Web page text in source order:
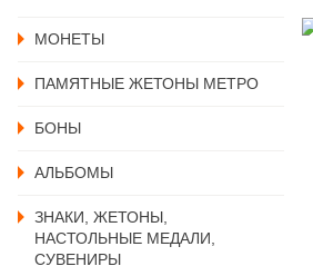
MОНЕТЫ
ПАМЯТНЫЕ ЖЕТОНЫ МЕТРО
БОНЫ
АЛЬБОМЫ
ЗНАКИ, ЖЕТОНЫ,
НАСТОЛЬНЫЕ МЕДАЛИ,
СУВЕНИРЫ